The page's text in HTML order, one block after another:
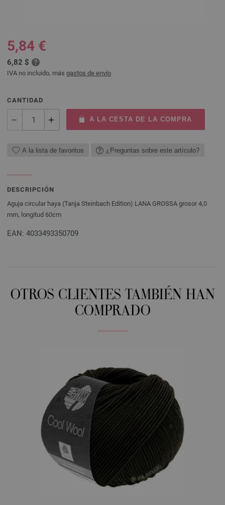
5,84 €
6,82 $
IVA no incluido, más gastos de envío
CANTIDAD
A LA CESTA DE LA COMPRA
A la lista de favoritos ¿Preguntas sobre este artículo?
DESCRIPCIÓN
Aguja circular haya (Tanja Steinbach Edition) LANA GROSSA grosor 4,0
mm, longitud 60cm
EAN: 4033493350709
OTROS CLIENTES TAMBIÉN HAN
COMPRADO